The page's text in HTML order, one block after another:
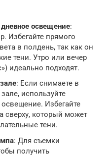
дневное освещение:
Избегайте прямого
в полдень, так как он
тени. Утро или вечер
идеально подходят.
: Если снимаете в
используйте
Избегайте
сверху, который может
тени.
: Для съемки
получить